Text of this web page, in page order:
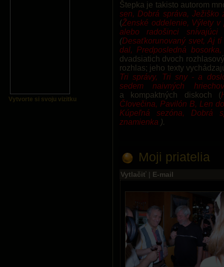
Vytvorte si svoju vizitku
Štepka je takisto autorom
sen, Dobrá správa, Ježiško
(Ženské oddelenie, Výlety
alebo radošinci
(Desaťkorunovaný svet, Aj
dal, Predposledná
dvadsiatich dvoch
rozhlas; jeho texty
Tri správy, Tri sny - a
sedem naivných hriechov
a kompaktných diskoch (
Človečina, Pavilón B, Len
Kúpeľná sezóna, Dobrá
znamienka ).
Moji priatelia
Vytlačiť | E-mail